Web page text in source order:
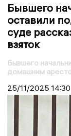
Бывшего
оставили
суде
взяток
Бывшего
домашним
25/11/2025 14:30